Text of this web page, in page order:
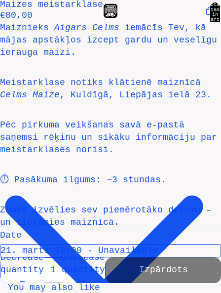
in
Open
image
in
full
screen
Open
image
in
full
screen
Open
image
in
full
screen
Open
image
in
full
screen
Maizes meistarklase
€80,00
MaiznieksAigars Celms iemācīs Tev, kā
mājas apstākļos izcept gardu un veselīgu
ierauga maizi.
Meistarklase notiks klātienē maiznīcā
Celms Maize, Kuldīgā, Liepājas ielā 23.
Pēc pirkuma veikšanas savā e-pastā
saņemsi rēķinu un sīkāku informāciju par
meistarklases norisi.
⏱ Pasākuma ilgums: ~3 stundas.
Zemāk izvēlies sev piemērotāko datumu –
un tiekamies maiznīcā.
Date
Decrease
quantity
Increase
quantity
Izpārdots
You may also like